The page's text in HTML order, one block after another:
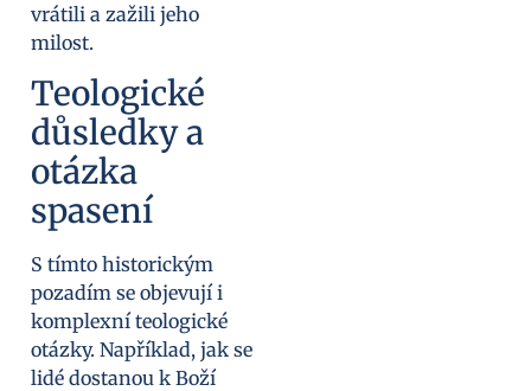
vrátili a zažili jeho
milost.
Teologické
důsledky a
otázka
spasení
S tímto historickým
pozadím se objevují i
komplexní teologické
otázky. Například, jak se
lidé dostanou k Boží